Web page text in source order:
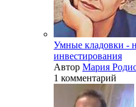
Умные кладовки -
инвестирования
Автор Мария
1 комментарий